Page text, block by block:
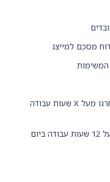
מסכם למייצג
איך להגדיר דוח אוטומטי למייל על עובדים שחרגו מעל X שעות עבודה